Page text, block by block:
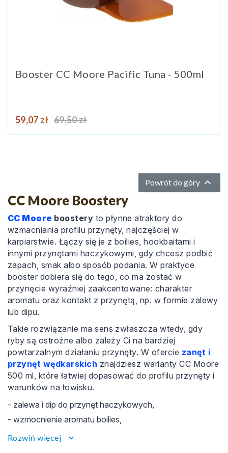
Booster CC Moore Pacific Tuna - 500ml
Cena
59,07 zł Cena podstawowa
69,50 zł
Powrót do góry 
CC Moore Boostery
CC Moore boostery to płynne atraktory do
wzmacniania profilu przynęty, najczęściej w
karpiarstwie. Łączy się je z boilies, hookbaitami i
innymi przynętami haczykowymi, gdy chcesz podbić
zapach, smak albo sposób podania. W praktyce
booster dobiera się do tego, co ma zostać w
przynęcie wyraźniej zaakcentowane: charakter
aromatu oraz kontakt z przynętą, np. w formie zalewy
lub dipu.
Takie rozwiązanie ma sens zwłaszcza wtedy, gdy
ryby są ostrożne albo zależy Ci na bardziej
powtarzalnym działaniu przynęty. W ofercie zanęt i
przynęt wędkarskich znajdziesz warianty CC Moore
500 ml, które łatwiej dopasować do profilu przynęty i
warunków na łowisku.
- zalewa i dip do przynęt haczykowych,
- wzmocnienie aromatu boilies,
- spójne połączenie przynęty z zanętą.
Rozwiń więcej keyboard_arrow_down